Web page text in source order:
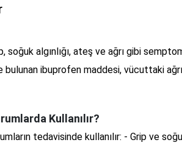
soğuk algınlığı, ateş ve ağrı gibi
bulunan ibuprofen maddesi, vücuttaki
Kullanılır?
tedavisinde kullanılır: - Grip ve